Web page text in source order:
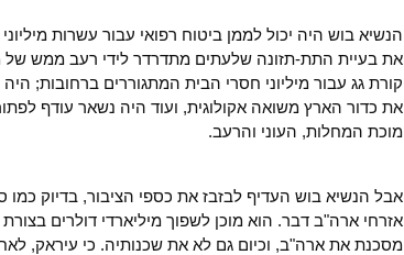
הנשיא בוש היה יכול לממן ביטוח רפואי עבור עשרות
את בעיית התת-תזונה שלעתים מתדרדר לידי רעב ממש של
קורת גג עבור מיליוני חסרי הבית המתגוררים ברחובות; היה
את כדור הארץ משואה אקולוגית, ועוד היה נשאר עודף
מוכת המחלות, העוני והרעב.
אבל הנשיא בוש העדיף לבזבז את כספי הציבור, בדיוק כמו
אזרחי ארה"ב דבר. הוא מוכן לשפוך מיליארדי דולרים
מסכנת את ארה"ב, וכיום גם לא את שכנותיה. כי עיראק,